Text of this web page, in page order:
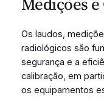
Os laudos,
radiológicos são
segurança e a
calibração, em
os equipamentos